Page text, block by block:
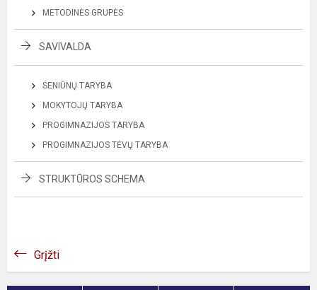
METODINĖS GRUPĖS
SAVIVALDA
SENIŪNŲ TARYBA
MOKYTOJŲ TARYBA
PROGIMNAZIJOS TARYBA
PROGIMNAZIJOS TĖVŲ TARYBA
STRUKTŪROS SCHEMA
Grįžti